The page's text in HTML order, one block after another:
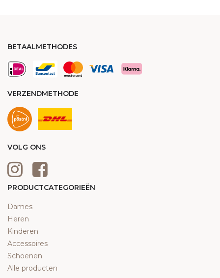
BETAALMETHODES
VERZENDMETHODE
VOLG ONS
PRODUCTCATEGORIEËN
Dames
Heren
Kinderen
Accessoires
Schoenen
Alle producten